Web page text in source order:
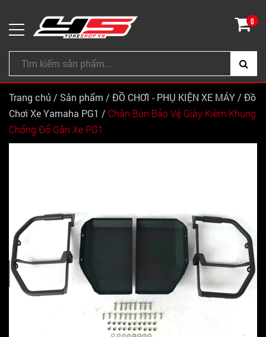
0
Trang chủ / Sản phẩm / ĐỒ CHƠI - PHỤ KIỆN XE MÁY / Đồ
Chơi Xe Yamaha PG1 / Chắn Bùn Bảo Vệ Giày Kiêm Khung
Chống Đổ Gắn Xe PG1